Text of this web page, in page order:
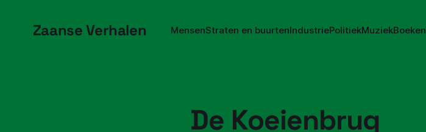
Zaanse Verhalen MensenStraten en buurtenIndustriePolitiekMuziekBoeken
De Koeienbrug